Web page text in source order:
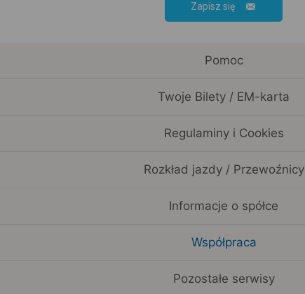
Zapisz się
Pomoc
Twoje Bilety / EM-karta
Regulaminy i Cookies
Rozkład jazdy / Przewoźnicy
Informacje o spółce
Współpraca
Pozostałe serwisy